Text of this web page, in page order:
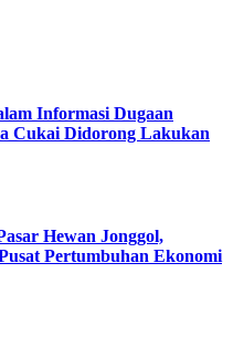
Informasi Dugaan
Cukai Didorong Lakukan
Hewan Jonggol,
Pertumbuhan Ekonomi